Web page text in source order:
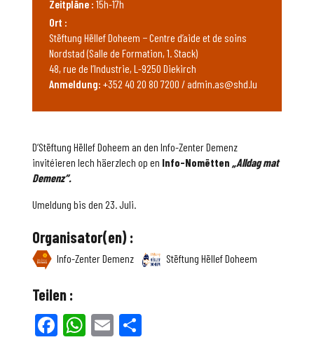
D‘Stëftung Hëllef Doheem an den Info-Zenter Demenz
invitéieren Iech häerzlech op en Info-Nomëtten „Alldagmat
Demenz“.
Umeldung bis den 23. Juli.
Organisator(en) :
Info-Zenter Demenz Stëftung Hëllef Doheem
Teilen :
Facebook
WhatsApp
Email
Zeitpläne : 15h-17h
Ort :
Stëftung Hëllef Doheem − Centre d’aide et de soins
Nordstad (Salle de Formation, 1. Stack)
48, rue de l’Industrie, L-9250 Diekirch
Anmeldung: +352 40 20 80 7200 / admin.as@shd.lu